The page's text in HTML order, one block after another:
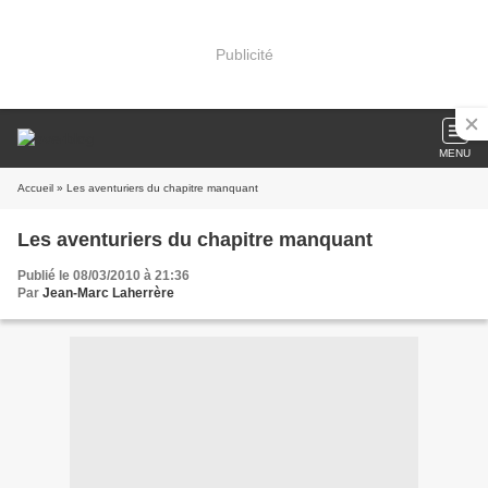
Publicité
MENU
Accueil » Les aventuriers du chapitre manquant
Les aventuriers du chapitre manquant
Publié le 08/03/2010 à 21:36
Par Jean-Marc Laherrère